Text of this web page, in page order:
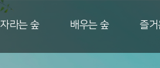
자라는 숲 배우는 숲 즐